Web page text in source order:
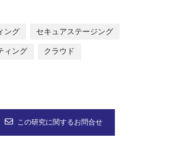
のクラウドバースティング拡張”
17日(日)から米国コロラド州デンバーで開催
ディアセンターは科学立国である日本の科
ング セキュアステージング
ィング クラウド
この研究に関するお問合せ